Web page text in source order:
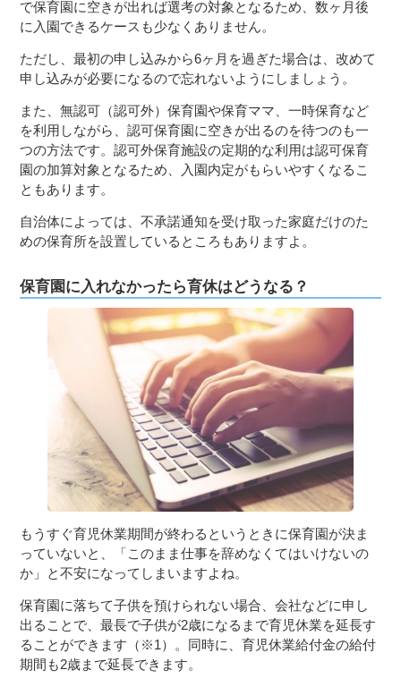
で保育園に空きが出れば選考の対象となるため、数ヶ月後
に入園できるケースも少なくありません。
ただし、最初の申し込みから6ヶ月を過ぎた場合は、改めて
申し込みが必要になるので忘れないようにしましょう。
また、無認可（認可外）保育園や保育ママ、一時保育など
を利用しながら、認可保育園に空きが出るのを待つのも一
つの方法です。認可外保育施設の定期的な利用は認可保育
園の加算対象となるため、入園内定がもらいやすくなるこ
ともあります。
自治体によっては、不承諾通知を受け取った家庭だけのた
めの保育所を設置しているところもありますよ。
保育園に入れなかったら育休はどうなる？
もうすぐ育児休業期間が終わるというときに保育園が決ま
っていないと、「このまま仕事を辞めなくてはいけないの
か」と不安になってしまいますよね。
保育園に落ちて子供を預けられない場合、会社などに申し
出ることで、最長で子供が2歳になるまで育児休業を延長す
ることができます（※1）。同時に、育児休業給付金の給付
期間も2歳まで延長できます。